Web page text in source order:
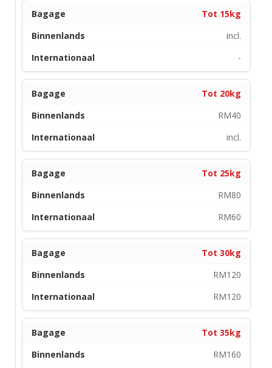
Tot 15kg
incl.
-
Tot 20kg
RM40
incl.
Tot 25kg
RM80
RM60
Tot 30kg
RM120
RM120
Tot 35kg
RM160